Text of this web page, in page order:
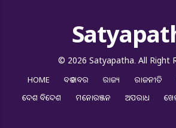
© 2026 Satyapatha. All Right
HOME ବଡ ଖବର ରାଜ୍ୟ ରାଜନୀତି
ଦେଶ ବିଦେଶ
ମନୋରଞ୍ଜନ ଅପରାଧ